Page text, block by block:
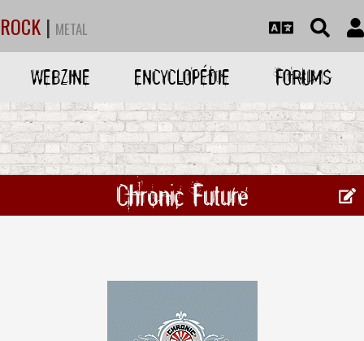
ROCK | METAL
WEBZINE ENCYCLOPÉDIE FORUMS
Chronic Future